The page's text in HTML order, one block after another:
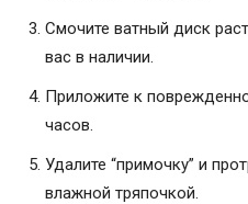
Смочите ватный диск
вас в наличии.
Приложите к
часов.
Удалите “примочку” и
влажной тряпочкой.